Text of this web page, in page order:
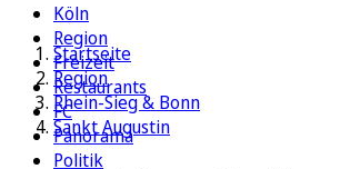
Köln
Region
Freizeit
Restaurants
FC
Panorama
Politik
Startseite
Region
Rhein-Sieg & Bonn
Sankt Augustin